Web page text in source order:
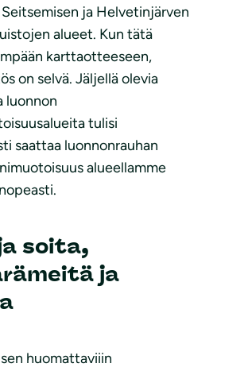
ja Helvetinjärven
alueet. Kun tätä
karttaotteeseen,
on selvä. Jäljellä olevia
luonnon
tulisi
saattaa luonnonrauhan
alueellamme
soita,
ja
huomattaviiin